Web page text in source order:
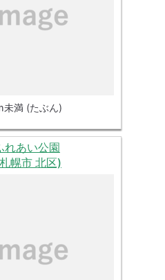
満 (たぶん)
れあい公園
幌市 北区)